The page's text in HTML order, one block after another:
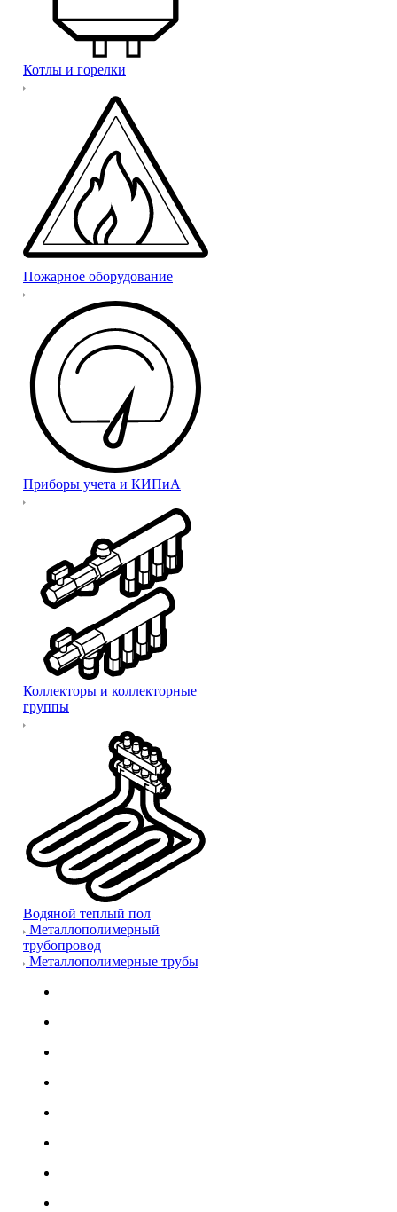
Котлы и горелки
Пожарное оборудование
Приборы учета и КИПиА
Коллекторы и коллекторные
группы
Водяной теплый пол
Металлополимерный
трубопровод
Металлополимерные трубы